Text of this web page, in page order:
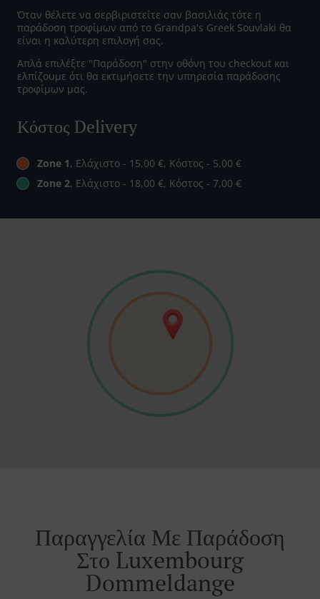
Όταν θέλετε να σερβιριστείτε σαν βασιλιάς τότε η
παράδοση τροφίμων από το Grandpa's Greek Souvlaki θα
είναι η καλύτερη επιλογή σας.
Απλά επιλέξτε "Παράδοση" στην οθόνη του checkout και
ελπίζουμε ότι θα εκτιμήσετε την υπηρεσία παράδοσης
τροφίμων μας.
Κόστος Delivery
Zone 1, Ελάχιστο - 15,00 €, Κόστος - 5,00 €
Zone 2, Ελάχιστο - 18,00 €, Κόστος - 7,00 €
Παραγγελία Με Παράδοση
Στο Luxembourg
Dommeldange